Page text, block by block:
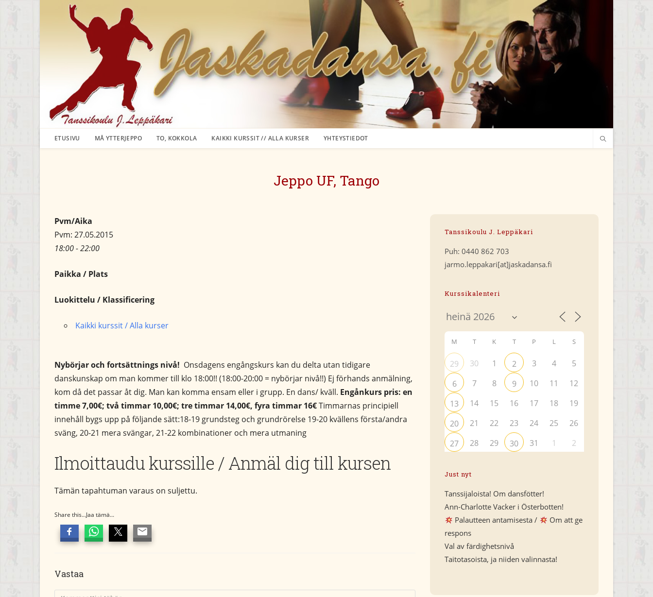
ETUSIVU MÅ YTTERJEPPO TO, KOKKOLA KAIKKI KURSSIT // ALLA KURSER YHTEYSTIEDOT
Jeppo UF, Tango
Pvm/Aika
Pvm: 27.05.2015
18:00 - 22:00
Paikka / Plats
Luokittelu / Klassificering
Kaikki kurssit / Alla kurser
Nybörjar och fortsättnings nivå! Onsdagens engångskurs kan du delta utan tidigare
danskunskap om man kommer till klo 18:00!! (18:00-20:00 = nybörjar nivå!!) Ej förhands anmälning,
kom då det passar åt dig. Man kan komma ensam eller i grupp. En dans/ kväll. Engånkurs pris: en
timme 7,00€; två timmar 10,00€; tre timmar 14,00€, fyra timmar 16€Timmarnas principiell
innehåll bygs upp på följande sätt:18-19 grundsteg och grundrörelse 19-20 kvällens första/andra
sväng, 20-21 mera svängar, 21-22 kombinationer och mera utmaning
Ilmoittaudu kurssille / Anmäl dig till kursen
Tämän tapahtuman varaus on suljettu.
Share this...Jaa tämä...
Vastaa
Tanssikoulu J. Leppäkari
Puh: 0440 862 703
jarmo.leppakari[at]jaskadansa.fi
Kurssikalenteri
M T K T P L S
29 30 1 2 3 4
5
6
7 8 9 10 11
12
13
14 15 16 17 18
19
20
21 22 23 24 25
26
27
28 29 30 31 1 2
Just nyt
Tanssijaloista! Om dansfötter!
Ann-Charlotte Vacker i Österbotten!
Palautteen antamisesta /
Om att ge
respons
Val av färdighetsnivå
Taitotasoista, ja niiden valinnasta!